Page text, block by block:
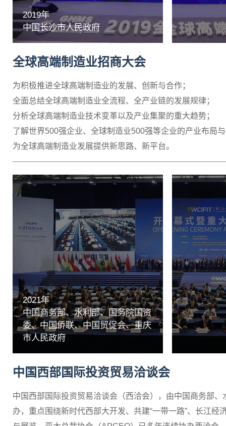
2019年
中国长沙市人民政府
全球高端制造业招商大会
为积极推进全球高端制造业的发展、创新与合作；
全面总结全球高端制造业全流程、全产业链的发展规律；
分析全球高端制造业技术变革以及产业集聚的重大趋势；
了解世界500强企业、全球制造业500强等企业的产业布局
为全球高端制造业发展提供新思路、新平台。
2021年
中国商务部、水利部、国务院国资
委、中国侨联、中国贸促会、重庆
市人民政府
中国西部国际投资贸易洽谈会
中国西部国际投资贸易洽谈会（西洽会），由中国商务部
办，重点围绕新时代西部大开发、共建“一带一路”、长江